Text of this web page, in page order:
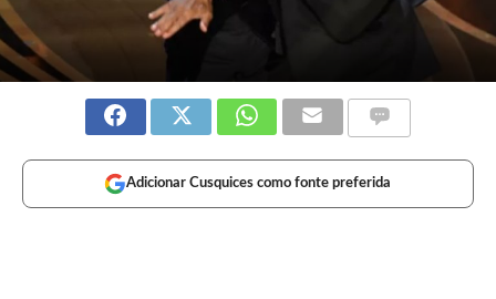
Adicionar Cusquices como fonte preferida